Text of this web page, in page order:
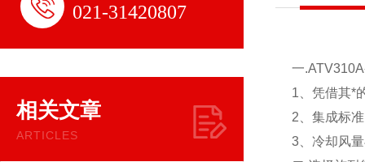
021-31420807
相关文章
ARTICLES
一
1、凭借其*
2、集成标
3、冷却风